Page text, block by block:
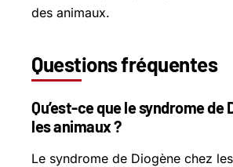
des animaux.
Questions fréquentes
Qu’est-ce que le syndrome de
les animaux ?
Le syndrome de Diogène chez